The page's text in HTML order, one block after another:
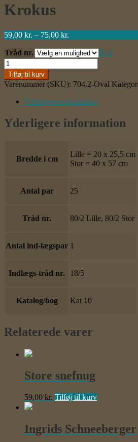
Krokus
59,00 kr. – 75,00 kr.
til
75,00 kr.
Tråd nr.
Ryd
Krokus
antal
Tilføj til kurv
Varenummer (SKU): 704.2-Oval
Yderligere information
Yderligere information
Bredde i cm
Lille = 20 x 25,5 cm
Stor = 40 x 57 cm
Antal par 25
Tråd nr. 80/2 Lille, 80/2 Stor
Antal ind-lægspar 1
Indlægs-tråd nr. 18/5
Katalog/bog Kat 10
Relaterede varer
Store snefnug
59,00 kr. Tilføj til kurv
Ingrids Schneeberger